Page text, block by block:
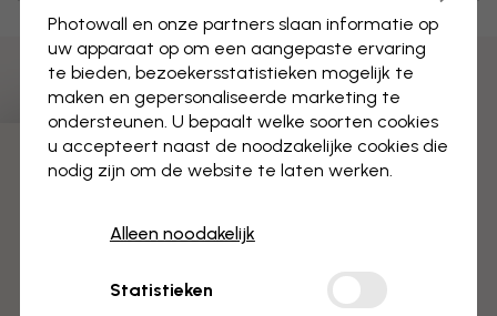
Photowall en onze partners slaan informatie op
uw apparaat op om een aangepaste ervaring
te bieden, bezoekersstatistieken mogelijk te
maken en gepersonaliseerde marketing te
ondersteunen. U bepaalt welke soorten cookies
u accepteert naast de noodzakelijke cookies die
nodig zijn om de website te laten werken.
Alleen noodakelijk
Statistieken